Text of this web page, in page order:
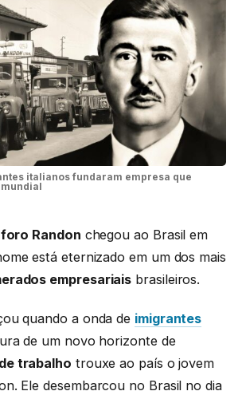
italianos fundaram empresa que
Randon chegou ao Brasil em
está eternizado em um dos mais
empresariais brasileiros.
quando a onda de imigrantes
de um novo horizonte de
trabalho trouxe ao país o jovem
Ele desembarcou no Brasil no dia